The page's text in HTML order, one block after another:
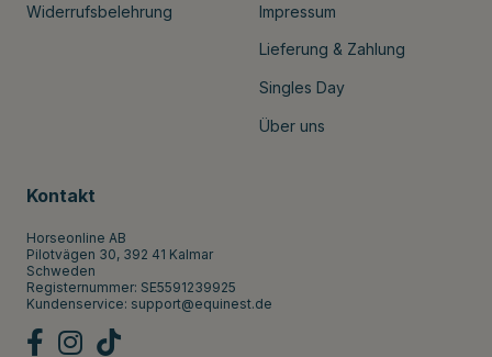
Widerrufsbelehrung Impressum
Lieferung & Zahlung
Singles Day
Über uns
Kontakt
Horseonline AB
Pilotvägen 30, 392 41 Kalmar
Schweden
Registernummer: SE5591239925
Kundenservice: support@equinest.de